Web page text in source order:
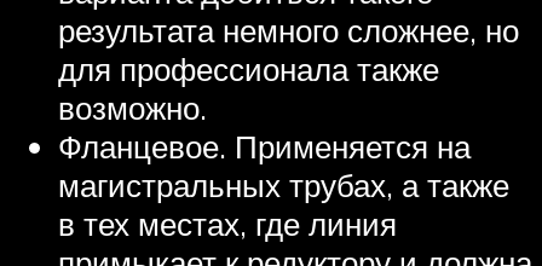
результата немного сложнее, но
для профессионала также
возможно.
Фланцевое. Применяется на
магистральных трубах, а также
в тех местах, где линия